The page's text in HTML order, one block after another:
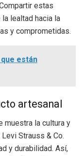
estas
lealtad hacia la
y comprometidas.
están
artesanal
muestra la cultura y
Strauss & Co.
y durabilidad. Así,